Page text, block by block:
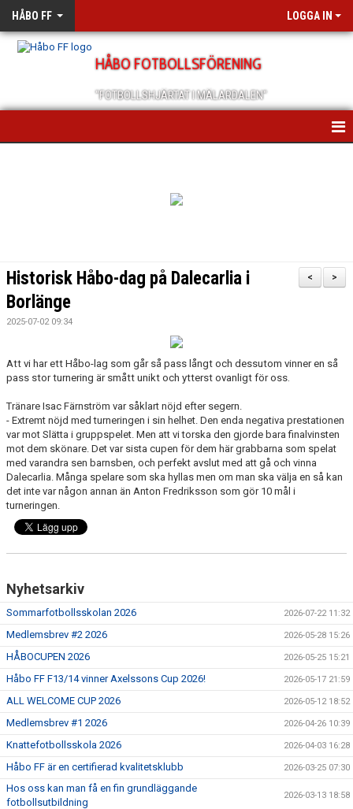
HÅBO FF LOGGA IN
HÅBO FOTBOLLSFÖRENING
"FOTBOLLSHJÄRTAT I MÄLARDALEN"
MEDLEMSBREV
FUTURUM KIOSK OCH KONFERENS
FOLKSAM FÖRSÄKRING SPELARE/LEDARE
>
<
Historisk Håbo-dag på Dalecarlia i
Borlänge
2025-07-02 09:34
Att vi har ett Håbo-lag som går så pass långt och dessutom vinner en så
pass stor turnering är smått unikt och ytterst ovanligt för oss.
Tränare Isac Färnström var såklart nöjd efter segern.
- Extremt nöjd med turneringen i sin helhet. Den enda negativa prestationen
var mot Slätta i gruppspelet. Men att vi torska den gjorde bara finalvinsten
mot dem skönare. Det var sista cupen för dem här grabbarna som spelat
med varandra sen barnsben, och perfekt avslut med att gå och vinna
Dalecarlia. Många spelare som ska hyllas men om man ska välja en så kan
det inte var någon annan än Anton Fredriksson som gör 10 mål i
turneringen.
Nyhetsarkiv
Sommarfotbollsskolan 2026 2026-07-22 11:32
Medlemsbrev #2 2026 2026-05-28 15:26
HÅBOCUPEN 2026 2026-05-25 15:21
Håbo FF F13/14 vinner Axelssons Cup 2026! 2026-05-17 21:59
ALL WELCOME CUP 2026 2026-05-12 18:52
Medlemsbrev #1 2026 2026-04-26 10:39
Knattefotbollsskola 2026 2026-04-03 16:28
Håbo FF är en certifierad kvalitetsklubb 2026-03-25 07:30
Hos oss kan man få en fin grundläggande
fotbollsutbildning
2026-03-13 18:58